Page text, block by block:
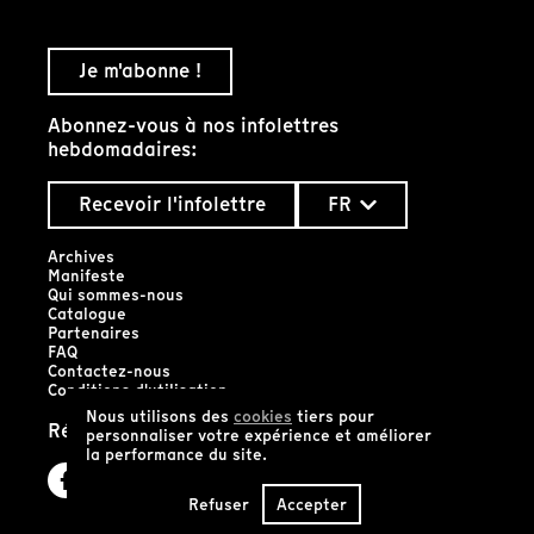
Nous utilisons des cookies tiers pour
personnaliser votre expérience et améliorer
la performance du site.
Refuser Accepter
Je m'abonne !
Abonnez-vous à nos infolettres
hebdomadaires:
Recevoir l'infolettre
FR
Archives
Manifeste
Qui sommes-nous
Catalogue
Partenaires
FAQ
Contactez-nous
Conditions d'utilisation
Réseaux sociaux